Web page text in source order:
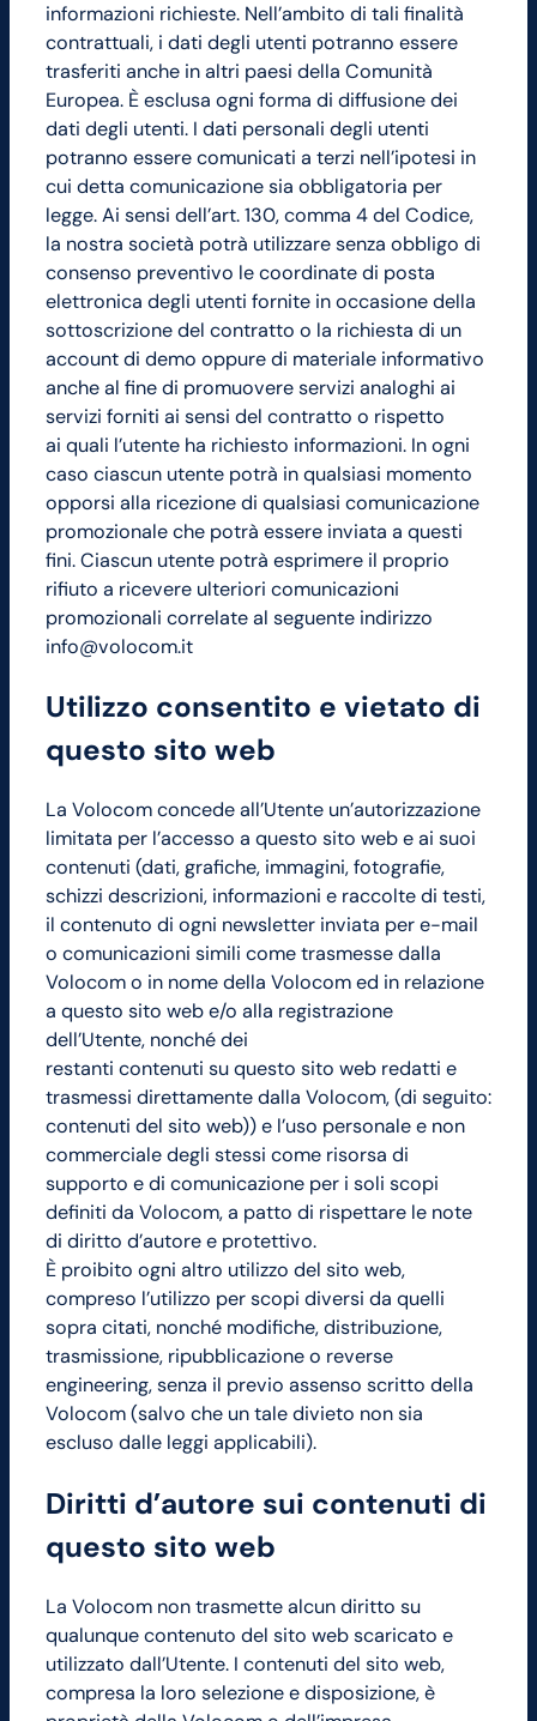
informazioni richieste. Nell’ambito di tali finalità
contrattuali, i dati degli utenti potranno essere
trasferiti anche in altri paesi della Comunità
Europea. È esclusa ogni forma di diffusione dei
dati degli utenti. I dati personali degli utenti
potranno essere comunicati a terzi nell’ipotesi in
cui detta comunicazione sia obbligatoria per
legge. Ai sensi dell’art. 130, comma 4 del Codice,
la nostra società potrà utilizzare senza obbligo di
consenso preventivo le coordinate di posta
elettronica degli utenti fornite in occasione della
sottoscrizione del contratto o la richiesta di un
account di demo oppure di materiale informativo
anche al fine di promuovere servizi analoghi ai
servizi forniti ai sensi del contratto o rispetto
ai quali l’utente ha richiesto informazioni. In ogni
caso ciascun utente potrà in qualsiasi momento
opporsi alla ricezione di qualsiasi comunicazione
promozionale che potrà essere inviata a questi
fini. Ciascun utente potrà esprimere il proprio
rifiuto a ricevere ulteriori comunicazioni
promozionali correlate al seguente indirizzo
info@volocom.it
Utilizzo consentito e vietato di
questo sito web
La Volocom concede all’Utente un’autorizzazione
limitata per l’accesso a questo sito web e ai suoi
contenuti (dati, grafiche, immagini, fotografie,
schizzi descrizioni, informazioni e raccolte di testi,
il contenuto di ogni newsletter inviata per e-mail
o comunicazioni simili come trasmesse dalla
Volocom o in nome della Volocom ed in relazione
a questo sito web e/o alla registrazione
dell’Utente, nonché dei
restanti contenuti su questo sito web redatti e
trasmessi direttamente dalla Volocom, (di seguito:
contenuti del sito web)) e l’uso personale e non
commerciale degli stessi come risorsa di
supporto e di comunicazione per i soli scopi
definiti da Volocom, a patto di rispettare le note
di diritto d’autore e protettivo.
È proibito ogni altro utilizzo del sito web,
compreso l’utilizzo per scopi diversi da quelli
sopra citati, nonché modifiche, distribuzione,
trasmissione, ripubblicazione o reverse
engineering, senza il previo assenso scritto della
Volocom (salvo che un tale divieto non sia
escluso dalle leggi applicabili).
Diritti d’autore sui contenuti di
questo sito web
La Volocom non trasmette alcun diritto su
qualunque contenuto del sito web scaricato e
utilizzato dall’Utente. I contenuti del sito web,
compresa la loro selezione e disposizione, è